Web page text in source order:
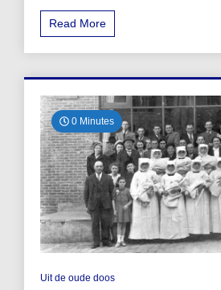
Read More
0 Minutes
Uit de oude doos